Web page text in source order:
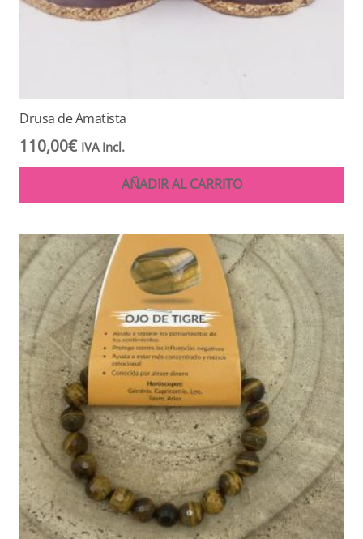
Drusa de Amatista
110,00€ IVA Incl.
AÑADIR AL CARRITO